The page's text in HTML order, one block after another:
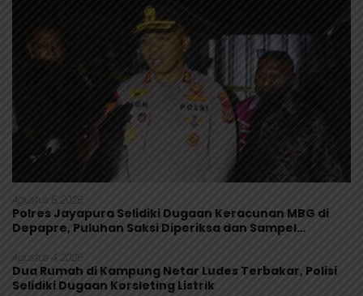
Agustus 5, 2026
Polres Jayapura Selidiki Dugaan Keracunan MBG di
Depapre, Puluhan Saksi Diperiksa dan Sampel
Agustus 4, 2026
Dua Rumah di Kampung Netar Ludes Terbakar, Polisi
Selidiki Dugaan Korsleting Listrik